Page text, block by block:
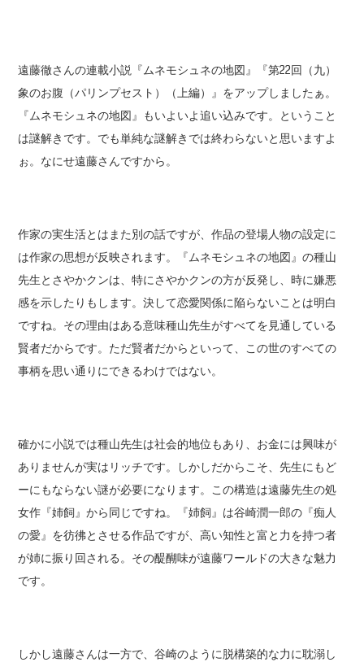
遠藤徹さんの連載小説『ムネモシュネの地図』『第22回（九）
象のお腹（パリンプセスト）（上編）』をアップしましたぁ。
『ムネモシュネの地図』もいよいよ追い込みです。ということ
は謎解きです。でも単純な謎解きでは終わらないと思いますよ
ぉ。なにせ遠藤さんですから。
作家の実生活とはまた別の話ですが、作品の登場人物の設定に
は作家の思想が反映されます。『ムネモシュネの地図』の種山
先生とさやかクンは、特にさやかクンの方が反発し、時に嫌悪
感を示したりもします。決して恋愛関係に陥らないことは明白
ですね。その理由はある意味種山先生がすべてを見通している
賢者だからです。ただ賢者だからといって、この世のすべての
事柄を思い通りにできるわけではない。
確かに小説では種山先生は社会的地位もあり、お金には興味が
ありませんが実はリッチです。しかしだからこそ、先生にもど
ーにもならない謎が必要になります。この構造は遠藤先生の処
女作『姉飼』から同じですね。『姉飼』は谷崎潤一郎の『痴人
の愛』を彷彿とさせる作品ですが、高い知性と富と力を持つ者
が姉に振り回される。その醍醐味が遠藤ワールドの大きな魅力
です。
しかし遠藤さんは一方で、谷崎のように脱構築的な力に耽溺し